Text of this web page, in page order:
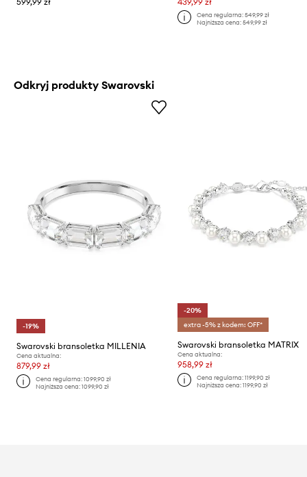
Cena regularna: 549,99 zł
Najniższa cena: 549,99 zł
Odkryj produkty Swarovski
-19%
Swarovski bransoletka MILLENIA
Cena aktualna:
879,99 zł
Cena regularna:1099,90 zł
Najniższa cena:1099,90 zł
-20%
extra -5% z kodem: OFF*
Swarovski bransoletka MATRIX
Cena aktualna:
958,99 zł
Cena regularna: 1199,90 zł
Najniższa cena: 1199,90 zł